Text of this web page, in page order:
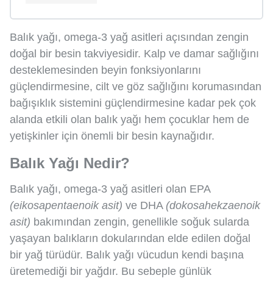
Balık yağı, omega-3 yağ asitleri açısından zengin
doğal bir besin takviyesidir. Kalp ve damar sağlığını
desteklemesinden beyin fonksiyonlarını
güçlendirmesine, cilt ve göz sağlığını korumasından
bağışıklık sistemini güçlendirmesine kadar pek çok
alanda etkili olan balık yağı hem çocuklar hem de
yetişkinler için önemli bir besin kaynağıdır.
Balık Yağı Nedir?
Balık yağı, omega-3 yağ asitleri olan EPA
(eikosapentaenoik asit) ve DHA (dokosahekzaenoik
asit) bakımından zengin, genellikle soğuk sularda
yaşayan balıkların dokularından elde edilen doğal
bir yağ türüdür. Balık yağı vücudun kendi başına
üretemediği bir yağdır. Bu sebeple günlük